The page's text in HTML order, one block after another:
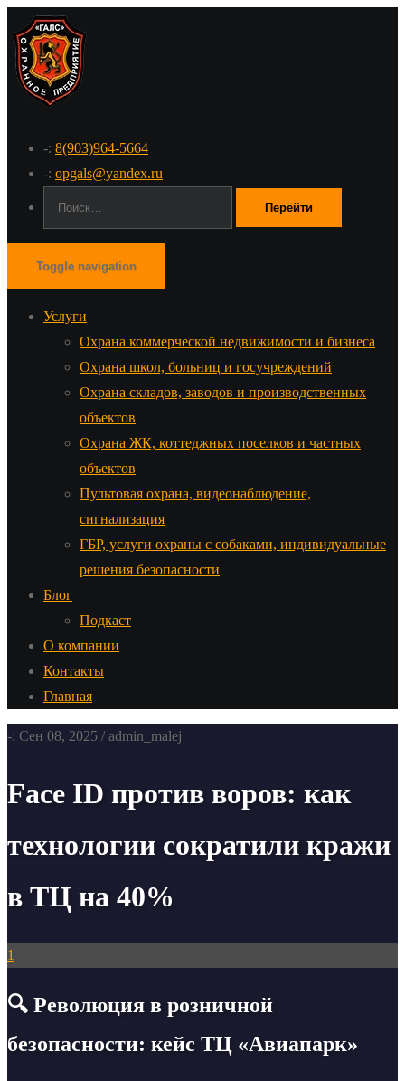
-: 8(903)964-5664
-: opgals@yandex.ru
Toggle navigation
Услуги
Охрана коммерческой недвижимости и бизнеса
Охрана школ, больниц и госучреждений
Охрана складов, заводов и производственных
объектов
Охрана ЖК, коттеджных поселков и частных
объектов
Пультовая охрана, видеонаблюдение,
сигнализация
ГБР, услуги охраны с собаками, индивидуальные
решения безопасности
Блог
Подкаст
О компании
Контакты
Главная
-: Сен 08, 2025 / admin_malej
Face ID против воров: как
технологии сократили кражи
в ТЦ на 40%
1
🔍 Революция в розничной
безопасности: кейс ТЦ «Авиапарк»